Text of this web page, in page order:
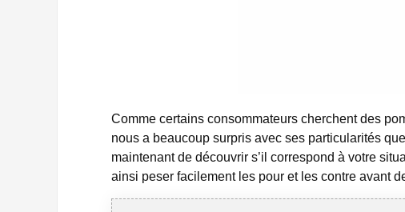
Comme certains consommateurs cherchent des
nous a beaucoup surpris avec ses particularités
maintenant de découvrir s’il correspond à votre
ainsi peser facilement les pour et les contre avant